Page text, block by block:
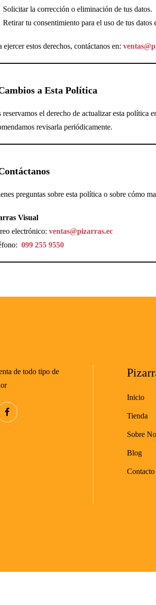
Solicitar la corrección o eliminación de tus datos.
Retirar tu consentimiento para el uso de tus datos
ejercer estos derechos, contáctanos en:
a Esta Política
reservamos el derecho de actualizar esta política
revisarla periódicamente.
preguntas sobre esta política o sobre cómo
Visual
electrónico: ventas@pizarras.ec
099 255 9550
Inicio
Tienda
Sobre
Blog
Contacto